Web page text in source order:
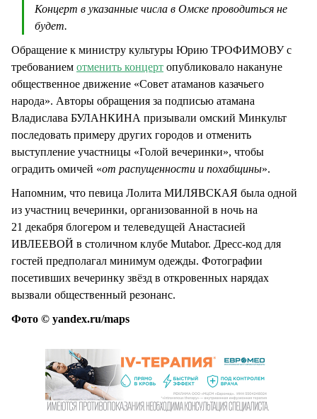
Концерт в указанные числа в Омске проводиться не
будет.
Обращение к министру культуры Юрию ТРОФИМОВУ с
требованием отменить концерт опубликовало накануне
общественное движение «Совет атаманов казачьего
народа». Авторы обращения за подписью атамана
Владислава БУЛАНКИНА призывали омский Минкульт
последовать примеру других городов и отменить
выступление участницы «Голой вечеринки», чтобы
оградить омичей «от распущенности и похабщины».
Напомним, что певица Лолита МИЛЯВСКАЯ была одной
из участниц вечеринки, организованной в ночь на
21 декабря блогером и телеведущей Анастасией
ИВЛЕЕВОЙ в столичном клубе Mutabor. Дресс-код для
гостей предполагал минимум одежды. Фотографии
посетивших вечеринку звёзд в откровенных нарядах
вызвали общественный резонанс.
Фото © yandex.ru/maps